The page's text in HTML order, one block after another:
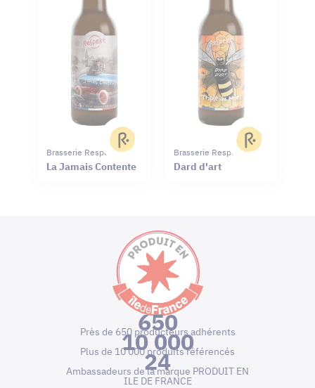
Brasserie Respekt
La Jamais Contente
Brasserie Respekt
Dard d'art
650
Près de 650 producteurs adhérents
10 000
Plus de 10 000 produits référencés
24
Ambassadeurs de la marque PRODUIT EN
ILE DE FRANCE